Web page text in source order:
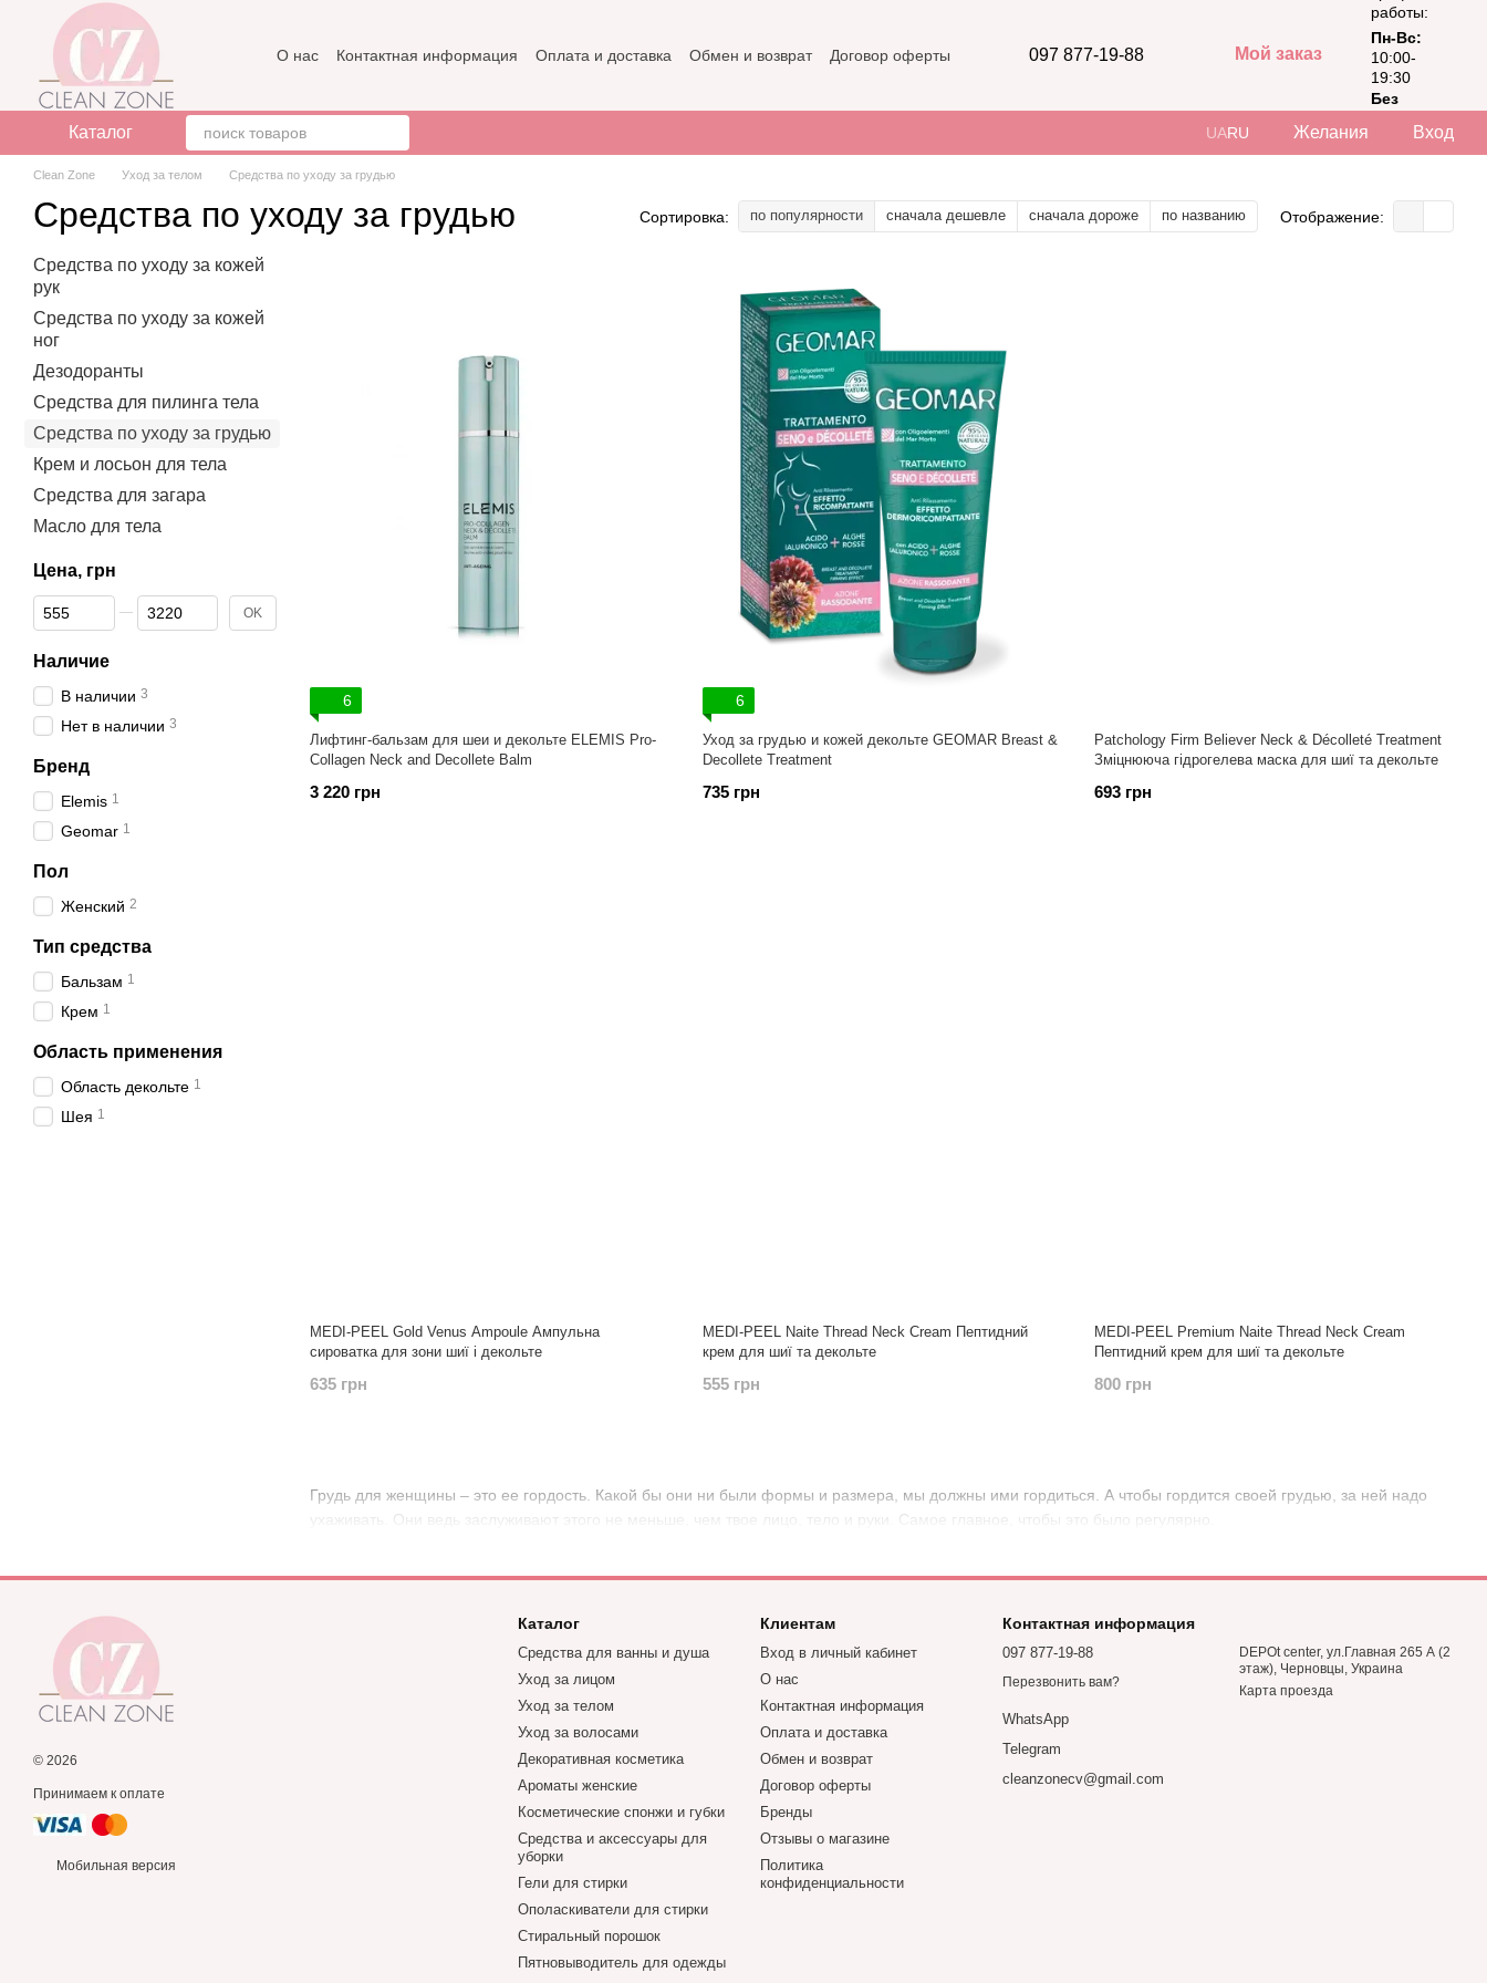
Перейти к основному контенту
О нас Контактная информация Оплата и доставка Обмен и возврат
Договор оферты
097 877-19-88 Мой заказ
работы:
Пн-Вс:
10:00-
19:30
Без
Каталог UARU Желания Вход
Clean Zone Уход за телом Средства по уходу за грудью
Средства по уходу за грудью Сортировка: по популярности сначала дешевле сначала дороже по названию Отображение:
Грудь для женщины – это ее гордость. Какой бы они ни были формы и размера, мы должны ими гордиться. А чтобы гордится своей грудью, за ней надо
ухаживать. Они ведь заслуживают этого не меньше, чем твое лицо, тело и руки. Самое главное, чтобы это было регулярно.
6
Лифтинг-бальзам для шеи и декольте ELEMIS Pro-
Collagen Neck and Decollete Balm
3 220 грн
6
Уход за грудью и кожей декольте GEOMAR Breast &
Decollete Treatment
735 грн
Patchology Firm Believer Neck & Décolleté Treatment
Зміцнююча гідрогелева маска для шиї та декольте
693 грн
MEDI-PEEL Gold Venus Ampoule Ампульна
сироватка для зони шиї і декольте
635 грн
MEDI-PEEL Naite Thread Neck Cream Пептидний
крем для шиї та декольте
555 грн
MEDI-PEEL Premium Naite Thread Neck Cream
Пептидний крем для шиї та декольте
800 грн
Средства по уходу за кожей
рук
Средства по уходу за кожей
ног
Дезодоранты
Средства для пилинга тела
Средства по уходу за грудью
Крем и лосьон для тела
Средства для загара
Масло для тела
Цена, грн
От Цена, грн
До Цена, грн OK
Наличие
В наличии 3
Нет в наличии 3
Бренд
Elemis 1
Geomar 1
Пол
Женский 2
Тип средства
Бальзам 1
Крем 1
Область применения
Область декольте 1
Шея 1
© 2026
Принимаем к оплате
Мобильная версия
Каталог
Средства для ванны и душа
Уход за лицом
Уход за телом
Уход за волосами
Декоративная косметика
Ароматы женские
Косметические спонжи и губки
Средства и аксессуары для
уборки
Гели для стирки
Ополаскиватели для стирки
Стиральный порошок
Пятновыводитель для одежды
Клиентам
Вход в личный кабинет
О нас
Контактная информация
Оплата и доставка
Обмен и возврат
Договор оферты
Бренды
Отзывы о магазине
Политика
конфиденциальности
Контактная информация
097 877-19-88
Перезвонить вам?
WhatsApp
Telegram
cleanzonecv@gmail.com
DEPOt center, ул.Главная 265 А (2
этаж), Черновцы, Украина
Карта проезда